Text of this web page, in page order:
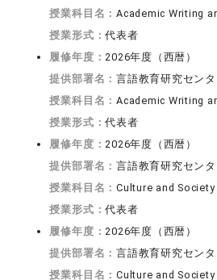
授業科目名：Academic Writing
授業形式：代表者
履修年度：2026年度（西暦）
提供部署名：言語教育研究センタ
授業科目名：Academic Writing
授業形式：代表者
履修年度：2026年度（西暦）
提供部署名：言語教育研究センタ
授業科目名：Culture and Society
授業形式：代表者
履修年度：2026年度（西暦）
提供部署名：言語教育研究センタ
授業科目名：Culture and Society